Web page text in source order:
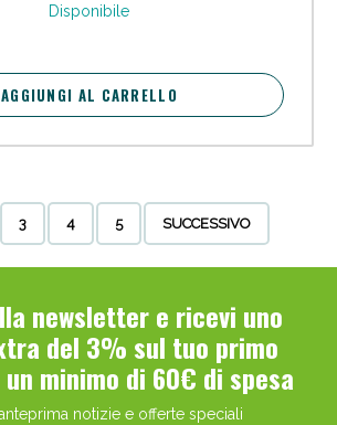
Disponibile
AGGIUNGI AL CARRELLO
3 4 5 SUCCESSIVO
newsletter e ricevi uno
del 3% sul tuo primo
minimo di 60€ di spesa
notizie e offerte speciali